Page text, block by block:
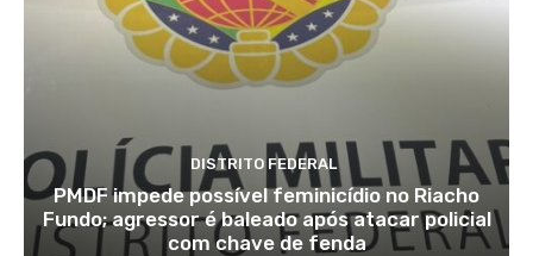
DISTRITO FEDERAL
PMDF impede possível feminicídio no Riacho
Fundo; agressor é baleado após atacar policial
com chave de fenda